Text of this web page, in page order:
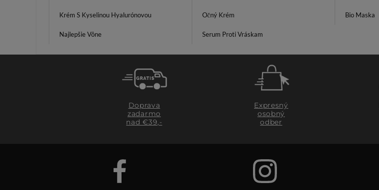
Krém S Kyselinou Hyalurónovou Očný Krém Bio Maska
Najlepšie Vône Serum Proti Vráskam
Doprava
zadarmo
nad €39,-
Expresný
osobný
odber